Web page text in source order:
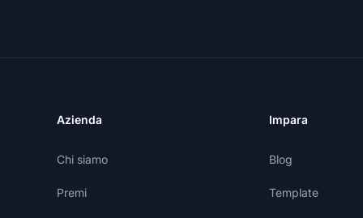
Azienda
Chi siamo
Premi
Impara
Blog
Template